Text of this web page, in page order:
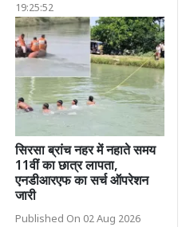
19:25:52
सिरसा ब्रांच नहर में नहाते समय
11वीं का छात्र लापता,
एनडीआरएफ का सर्च ऑपरेशन
जारी
Published On 02 Aug 2026